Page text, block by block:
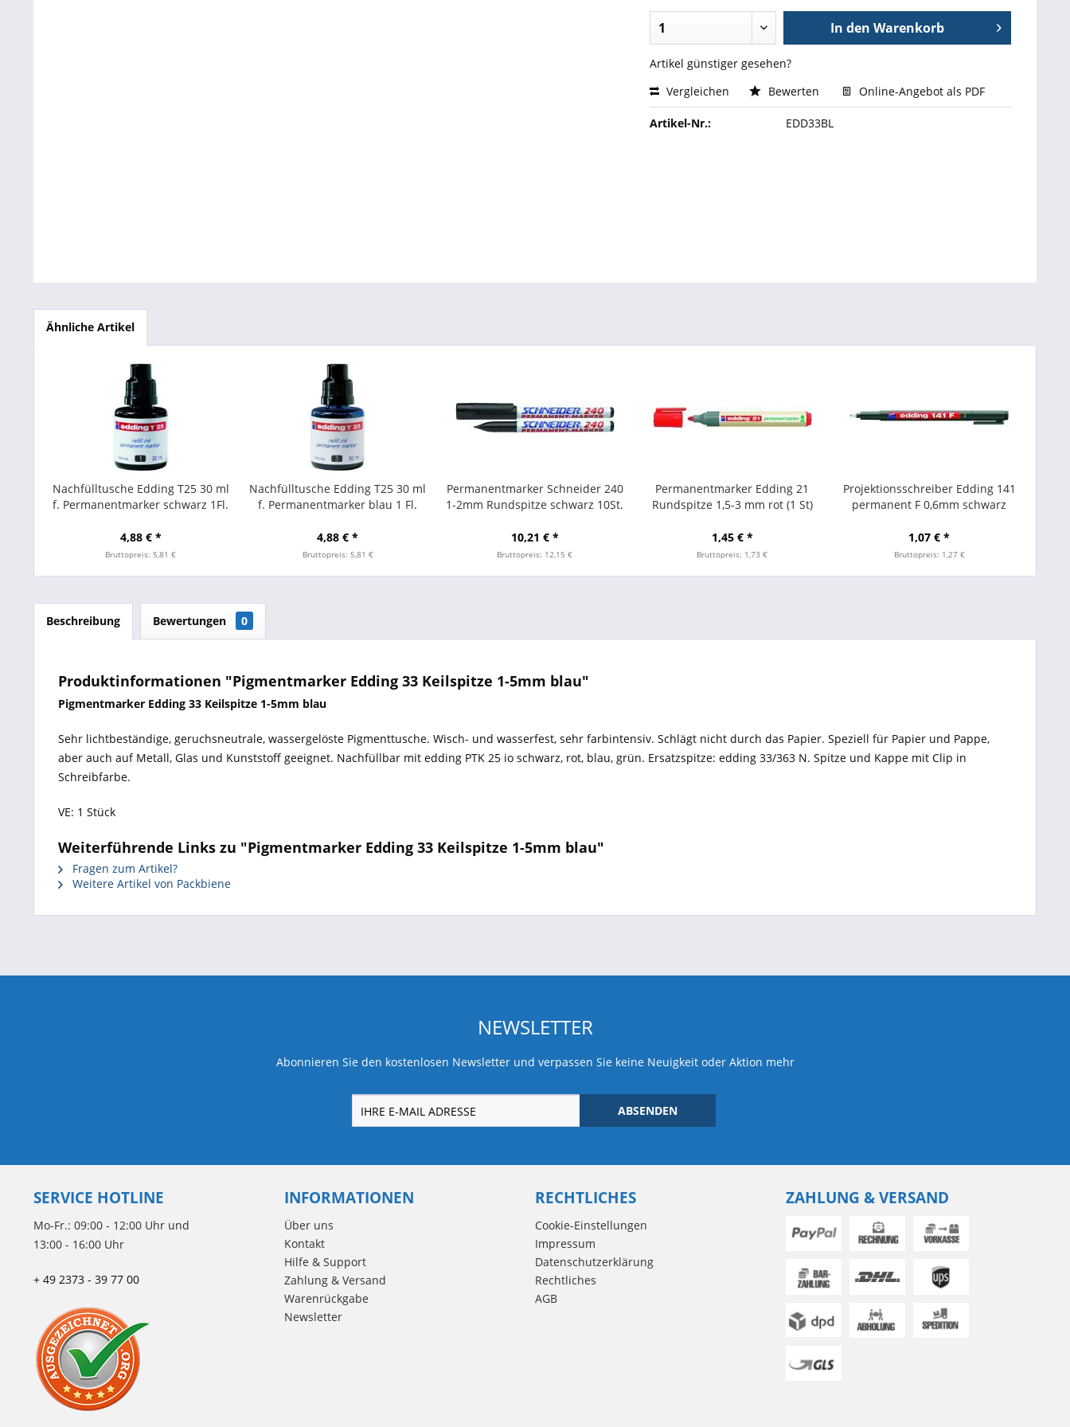
In den Warenkorb
Artikel günstiger gesehen?
Vergleichen
Bewerten Online-Angebot als PDF
Artikel-Nr.: EDD33BL
Ähnliche Artikel
Nachfülltusche Edding T25 30 ml
f. Permanentmarker schwarz 1Fl.
4,88 € *
Bruttopreis: 5,81 €
Nachfülltusche Edding T25 30 ml
f. Permanentmarker blau 1 Fl.
4,88 € *
Bruttopreis: 5,81 €
Permanentmarker Schneider 240
1-2mm Rundspitze schwarz 10St.
10,21 € *
Bruttopreis: 12,15 €
Permanentmarker Edding 21
Rundspitze 1,5-3 mm rot (1 St)
1,45 € *
Bruttopreis: 1,73 €
Projektionsschreiber Edding 141
permanent F 0,6mm schwarz
1,07 € *
Bruttopreis: 1,27 €
Beschreibung Bewertungen 0
Produktinformationen "Pigmentmarker Edding 33 Keilspitze 1-5mm blau"
Pigmentmarker Edding 33 Keilspitze 1-5mm blau
Sehr lichtbeständige, geruchsneutrale, wassergelöste Pigmenttusche. Wisch- und wasserfest, sehr farbintensiv. Schlägt nicht durch das Papier. Speziell für Papier und Pappe,
aber auch auf Metall, Glas und Kunststoff geeignet. Nachfüllbar mit edding PTK 25 io schwarz, rot, blau, grün. Ersatzspitze: edding 33/363 N. Spitze und Kappe mit Clip in
Schreibfarbe.
VE: 1 Stück
Weiterführende Links zu "Pigmentmarker Edding 33 Keilspitze 1-5mm blau"
Fragen zum Artikel?
Weitere Artikel von Packbiene
NEWSLETTER
Abonnieren Sie den kostenlosen Newsletter und verpassen Sie keine Neuigkeit oder Aktion mehr
ABSENDEN
SERVICE HOTLINE
Mo-Fr.: 09:00 - 12:00 Uhr und
13:00 - 16:00 Uhr
+ 49 2373 - 39 77 00
INFORMATIONEN
Über uns
Kontakt
Hilfe & Support
Zahlung & Versand
Warenrückgabe
Newsletter
RECHTLICHES
Cookie-Einstellungen
Impressum
Datenschutzerklärung
Rechtliches
AGB
ZAHLUNG & VERSAND